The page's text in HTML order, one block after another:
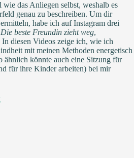
das Anliegen selbst, weshalb es
genau zu beschreiben. Um dir
habe ich auf Instagram drei
Die beste Freundin zieht weg,
In diesen Videos zeige ich, wie ich
mit meinen Methoden energetisch
ähnlich könnte auch eine Sitzung für
für ihre Kinder arbeiten) bei mir